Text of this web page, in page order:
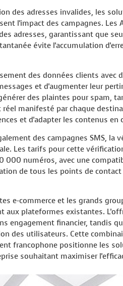
des adresses invalides, les
l'impact des campagnes. Les
adresses, garantissant que
évite l'accumulation
des données clients
et d'augmenter leur
des plaintes pour spam,
manifesté par chaque
et d'adapter les contenus en
des campagnes SMS, la
Les tarifs pour cette
000 numéros, avec une
de tous les points de
e-commerce et les grands
aux plateformes existantes.
engagement financier, tandis
des utilisateurs. Cette
francophone positionne les
souhaitant maximiser